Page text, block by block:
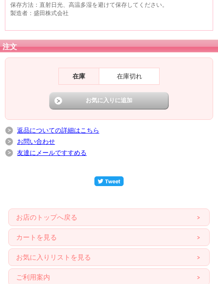
保存方法：直射日光、高温多湿を避けて保存してください。
製造者：盛田株式会社
注文
在庫 在庫切れ
返品についての詳細はこちら
お問い合わせ
友達にメールですすめる
お店のトップへ戻る
カートを見る
お気に入りリストを見る
ご利用案内